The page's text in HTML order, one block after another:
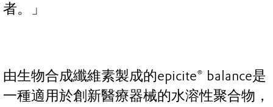
者。」
由生物合成纖維素製成的epicite® balance是
一種適用於創新醫療器械的水溶性聚合物，